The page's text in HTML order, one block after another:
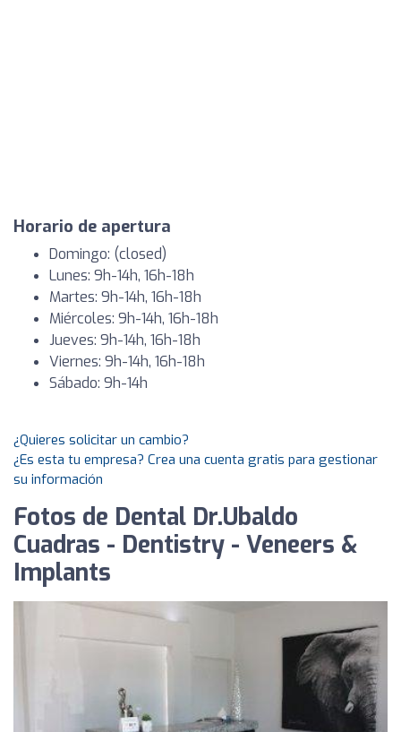
Horario de apertura
Domingo: (closed)
Lunes: 9h-14h, 16h-18h
Martes: 9h-14h, 16h-18h
Miércoles: 9h-14h, 16h-18h
Jueves: 9h-14h, 16h-18h
Viernes: 9h-14h, 16h-18h
Sábado: 9h-14h
¿Quieres solicitar un cambio?
¿Es esta tu empresa? Crea una cuenta gratis para gestionar
su información
Fotos de Dental Dr.Ubaldo
Cuadras - Dentistry - Veneers &
Implants